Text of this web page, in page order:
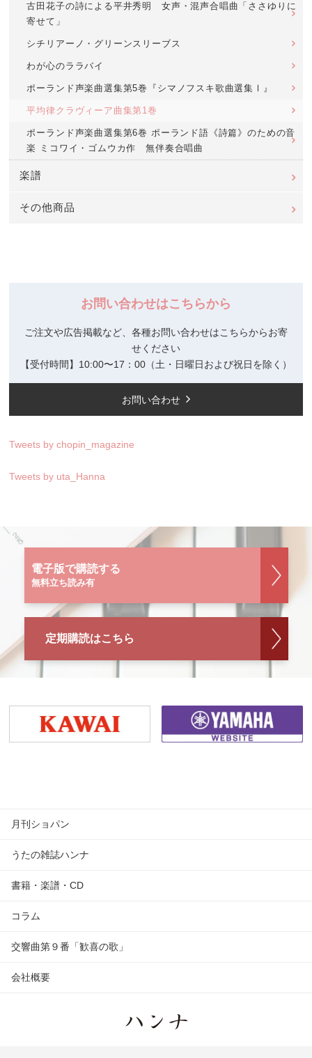
古田花子の詩による平井秀明 女声・混声合唱曲「ささゆりに
寄せて」
シチリアーノ・グリーンスリーブス
わが心のララバイ
ポーランド声楽曲選集第5巻『シマノフスキ歌曲選集Ⅰ』
平均律クラヴィーア曲集第1巻
ポーランド声楽曲選集第6巻 ポーランド語《詩篇》のための音
楽 ミコワイ・ゴムウカ作 無伴奏合唱曲
楽譜
その他商品
お問い合わせはこちらから
ご注文や広告掲載など、各種お問い合わせはこちらからお寄
せください
【受付時間】10:00〜17：00（土・日曜日および祝日を除く）
お問い合わせ
Tweets by chopin_magazine
Tweets by uta_Hanna
電子版で購読する
無料立ち読み有
定期購読はこちら
月刊ショパン
うたの雑誌ハンナ
書籍・楽譜・CD
コラム
交響曲第９番「歓喜の歌」
会社概要